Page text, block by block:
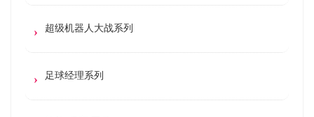
超级机器人大战系列
足球经理系列